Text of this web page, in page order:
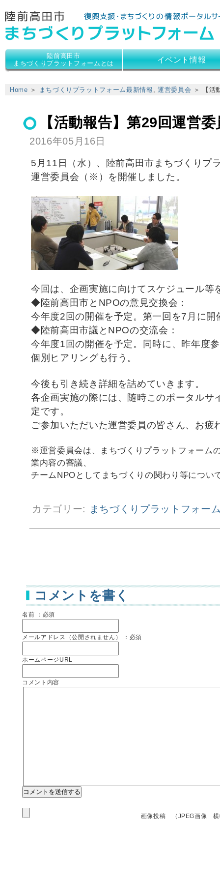
陸前高田市
まちづくりプラットフォームとは
イベント情報
Home ＞ まちづくりプラットフォーム最新情報 , 運営委員会 ＞ 【活
【活動報告】第29回運営
2016年05月16日
5月11日（水）、陸前高田市まちづくりプ
運営委員会（※）を開催しました。
今回は、企画実施に向けてスケジュール等
◆陸前高田市とNPOの意見交換会：
今年度2回の開催を予定。第一回を7月に開
◆陸前高田市議とNPOの交流会：
今年度1回の開催を予定。同時に、昨年度
個別ヒアリングも行う。
今後も引き続き詳細を詰めていきます。
各企画実施の際には、随時このポータルサ
定です。
ご参加いただいた運営委員の皆さん、お疲
※運営委員会は、まちづくりプラットフォーム
業内容の審議、
チームNPOとしてまちづくりの関わり等につい
カテゴリー: まちづくりプラットフォー
コメントを書く
名前 ：必須
メールアドレス（公開されません） ：必須
ホームページURL
コメント内容
画像投稿 （JPEG画像 横